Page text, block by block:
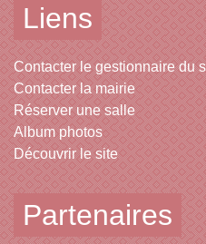
Liens
Contacter le gestionnaire du
Contacter la mairie
Réserver une salle
Album photos
Découvrir le site
Partenaires